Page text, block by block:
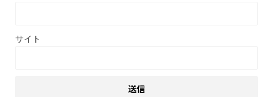
サイト